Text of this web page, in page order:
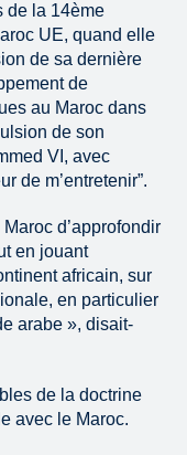
de la 14ème
UE, quand elle
de sa dernière
de
au Maroc dans
de son
VI, avec
de m’entretenir”.
d’approfondir
en jouant
africain, sur
en particulier
arabe », disait-
de la doctrine
avec le Maroc.